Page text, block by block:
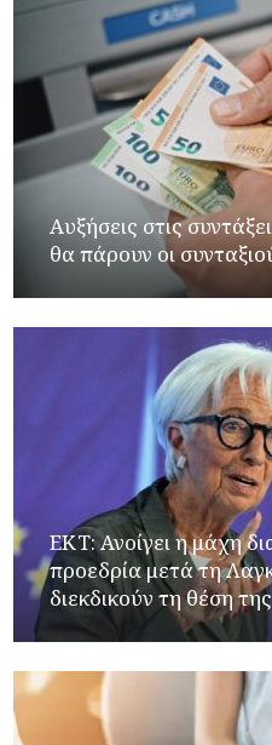
Αυξήσεις στις
θα πάρουν οι
ΕΚΤ: Ανοίγει η μάχη
προεδρία μετά τη
διεκδικούν τη θέση της